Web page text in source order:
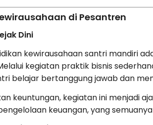
di Pesantren
Dini
kewirausahaan santri mandiri
kegiatan praktik bisnis
belajar bertanggung jawab dan
keuntungan, kegiatan ini menjadi
keuangan, yang